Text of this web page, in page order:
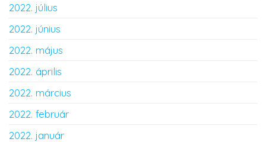
2022. július
2022. június
2022. május
2022. április
2022. március
2022. február
2022. január